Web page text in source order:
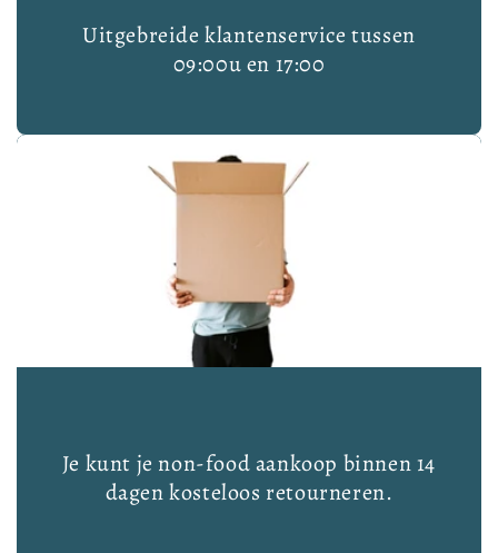
Uitgebreide klantenservice tussen
09:00u en 17:00
Je kunt je non-food aankoop binnen 14
dagen kosteloos retourneren.